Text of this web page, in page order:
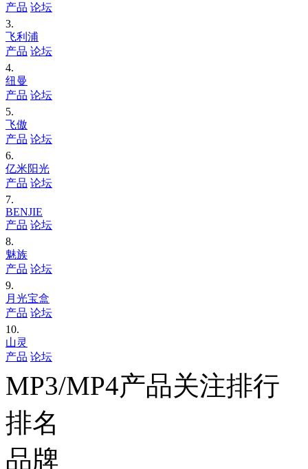
产品 论坛
3.
飞利浦
产品 论坛
4.
纽曼
产品 论坛
5.
飞傲
产品 论坛
6.
亿米阳光
产品 论坛
7.
BENJIE
产品 论坛
8.
魅族
产品 论坛
9.
月光宝盒
产品 论坛
10.
山灵
产品 论坛
MP3/MP4产品关注排行
排名
品牌